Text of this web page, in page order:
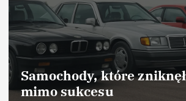
Samochody, które
mimo sukcesu